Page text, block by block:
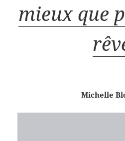
mieux que
Michelle